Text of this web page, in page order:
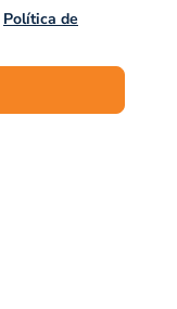
Política de